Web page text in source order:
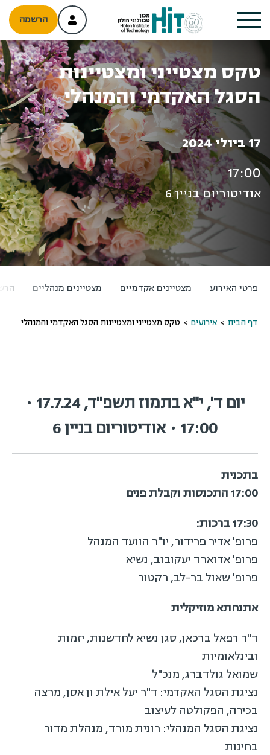
הרשמה
טקס מצטייני ומצטיינות
הסגל האקדמי והמנהלי
17 ביולי 2024
17:00
אודיטוריום בניין 6
פרטי האירוע מצטיינים אקדמיים מצטיינים מנהליים
דף הבית > אירועים > טקס מצטייני ומצטיינות הסגל האקדמי והמנהלי
יום ד', י"א בתמוז תשפ"ד, 17.7.24 •
17:00 • אודיטוריום בניין 6
בתכנית
17:00 התכנסות וקבלת פנים
17:30 ברכות:
פרופ' אדיר פרידור, יו"ר הוועד המנהל
פרופ' אדוארד יעקובוב, נשיא
פרופ' שאול בר-לב, רקטור
אתנחתא מוזיקלית
ד"ר רפאל ברכאן, סגן נשיא לחדשנות, יזמות
ובינלאומיות
שמואל גולדברג, מנכ"ל
נציגת הסגל האקדמי: ד"ר יעל אילת ון אסן, מרצה
בכירה, הפקולטה לעיצוב
נציגת הסגל המנהלי: רונית מורד, מנהלת מדור
בחינות